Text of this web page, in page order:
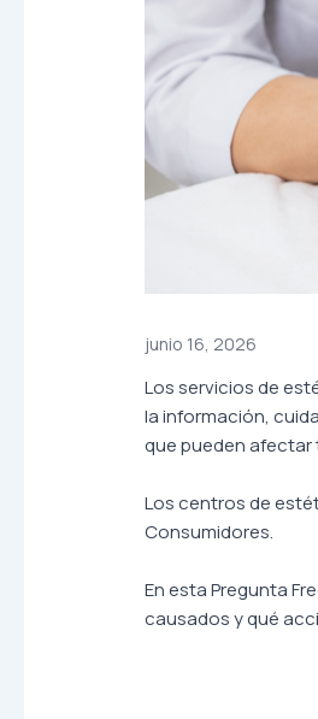
junio 16, 2026
Los servicios de
la información,
que pueden afectar
Los centros de
Consumidores.
En esta Pregunta
causados y qué